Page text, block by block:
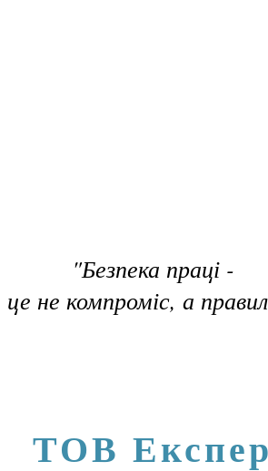
"Безпека праці -
це не компроміс, а
ТОВ